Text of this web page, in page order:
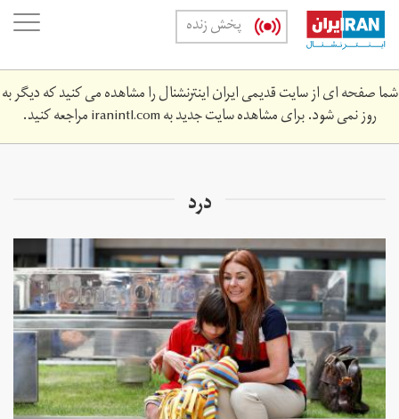
Skip
main
content
پخش زنده
شما صفحه ای از سایت قدیمی ایران اینترنشنال را مشاهده می کنید که دیگر به
روز نمی شود. برای مشاهده سایت جدید بهiranintl.comمراجعه کنید.
درد